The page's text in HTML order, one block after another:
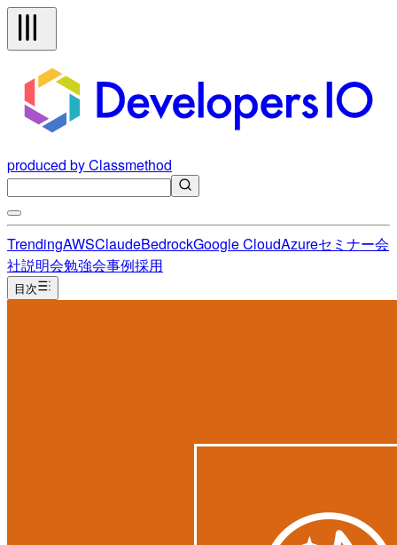
produced by Classmethod
TrendingAWSClaudeBedrockGoogle CloudAzureセミナー会
社説明会勉強会事例採用
目次